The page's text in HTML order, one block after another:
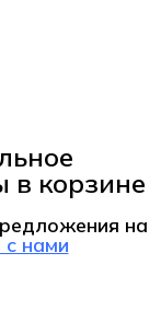
в корзине
на
с нами